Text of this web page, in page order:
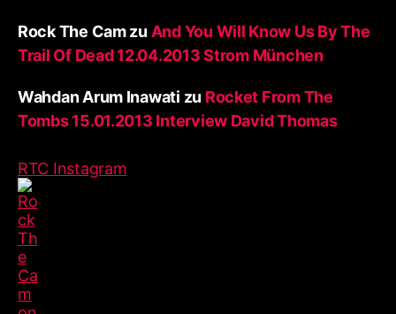
Rock The Camzu And You Will Know Us By The
Trail Of Dead 12.04.2013 Strom München
Wahdan Arum Inawati zu Rocket From The
Tombs 15.01.2013 Interview David Thomas
RTC Instagram